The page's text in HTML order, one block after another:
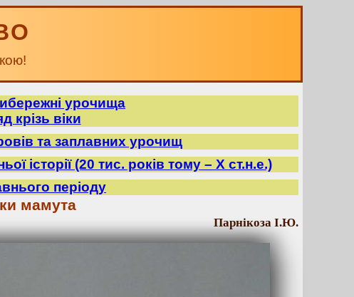
урочища
крізь віки
та заплавних урочищ
історії (20 тис. років тому – X ст.н.е.)
періоду
мамута
Парнікоза І.Ю.